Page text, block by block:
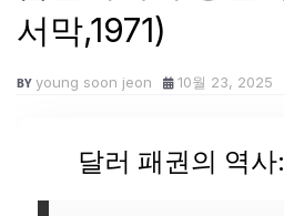
서막,1971)
young soon jeon 10월 23, 2025
달러 패권의 역